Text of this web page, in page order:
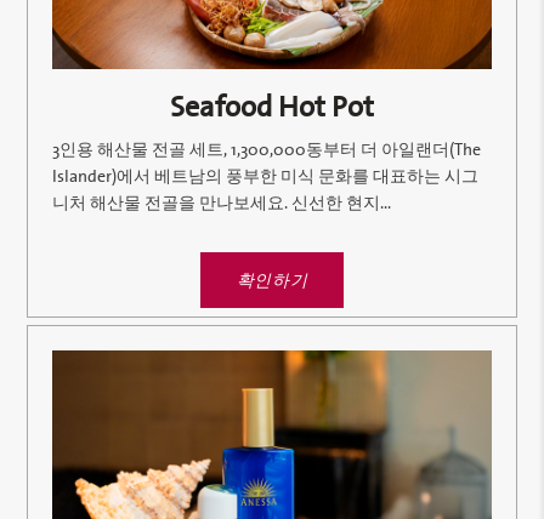
Seafood Hot Pot
3인용 해산물 전골 세트, 1,300,000동부터 더 아일랜더(The
Islander)에서 베트남의 풍부한 미식 문화를 대표하는 시그
니처 해산물 전골을 만나보세요. 신선한 현지...
확인하기